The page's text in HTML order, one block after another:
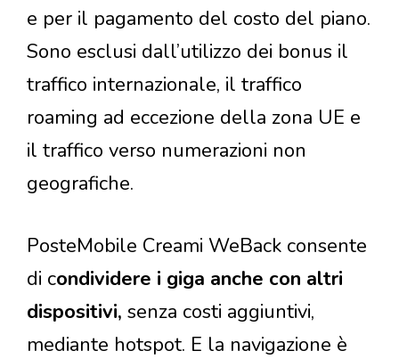
e per il pagamento del costo del piano.
Sono esclusi dall’utilizzo dei bonus il
traffico internazionale, il traffico
roaming ad eccezione della zona UE e
il traffico verso numerazioni non
geografiche.
PosteMobile Creami WeBack consente
di condividere i giga anche con altri
dispositivi, senza costi aggiuntivi,
mediante hotspot. E la navigazione è